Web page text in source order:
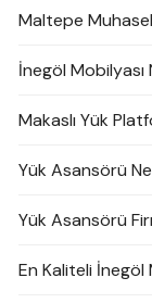
Maltepe
İnegöl Mobilyası
Makaslı Yük
Yük Asansörü
Yük Asansörü
En Kaliteli İnegöl